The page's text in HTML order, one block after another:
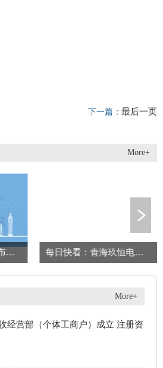
下一篇： 最后一页
More+
天海电子：目前暂无布局消费电子连接器的计划 热讯 每日快看：青海玖恒电子科技有限公司成立 注册资本10万人民币
More+
经营部（个体工商户）成立 注册资